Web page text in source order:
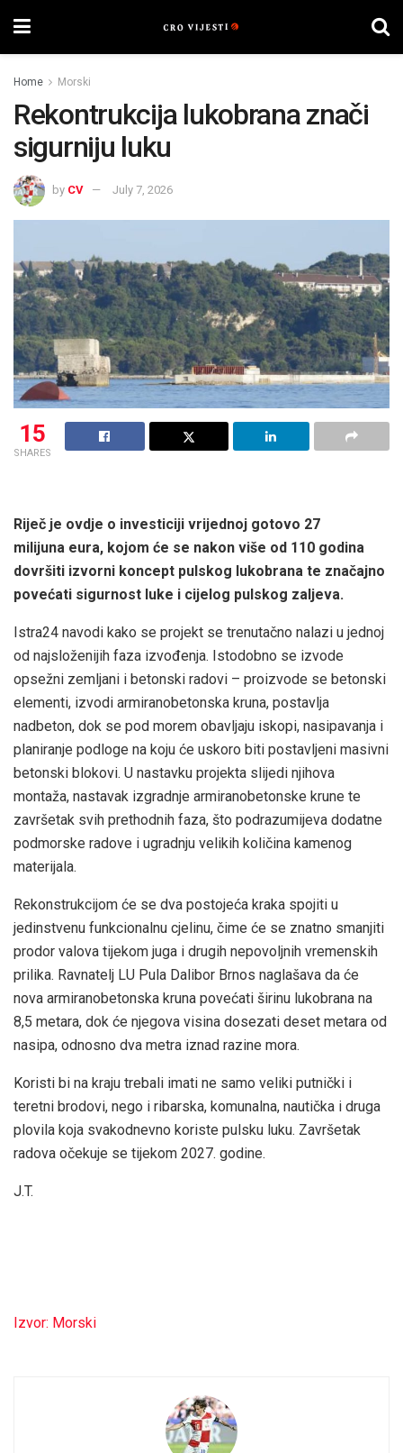
Home Morski
Rekontrukcija lukobrana znači
sigurniju luku
by CV July 7, 2026
15
SHARES
Riječ je ovdje o investiciji vrijednoj gotovo 27
milijuna eura, kojom će se nakon više od 110 godina
dovršiti izvorni koncept pulskog lukobrana te značajno
povećati sigurnost luke i cijelog pulskog zaljeva.
Istra24 navodi kako se projekt se trenutačno nalazi u jednoj
od najsloženijih faza izvođenja. Istodobno se izvode
opsežni zemljani i betonski radovi – proizvode se betonski
elementi, izvodi armiranobetonska kruna, postavlja
nadbeton, dok se pod morem obavljaju iskopi, nasipavanja i
planiranje podloge na koju će uskoro biti postavljeni masivni
betonski blokovi. U nastavku projekta slijedi njihova
montaža, nastavak izgradnje armiranobetonske krune te
završetak svih prethodnih faza, što podrazumijeva dodatne
podmorske radove i ugradnju velikih količina kamenog
materijala.
Rekonstrukcijom će se dva postojeća kraka spojiti u
jedinstvenu funkcionalnu cjelinu, čime će se znatno smanjiti
prodor valova tijekom juga i drugih nepovoljnih vremenskih
prilika. Ravnatelj LU Pula Dalibor Brnos naglašava da će
nova armiranobetonska kruna povećati širinu lukobrana na
8,5 metara, dok će njegova visina dosezati deset metara od
nasipa, odnosno dva metra iznad razine mora.
Koristi bi na kraju trebali imati ne samo veliki putnički i
teretni brodovi, nego i ribarska, komunalna, nautička i druga
plovila koja svakodnevno koriste pulsku luku. Završetak
radova očekuje se tijekom 2027. godine.
J.T.
Izvor: Morski